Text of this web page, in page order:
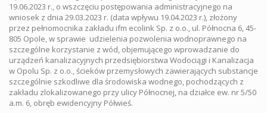
19.06.2023 r., o wszczęciu postępowania administracyjnego na
wniosek z dnia 29.03.2023 r. (data wpływu 19.04.2023 r.), złożony
przez pełnomocnika zakładu ifm ecolink Sp. z o.o., ul. Północna 6, 45-
805 Opole, w sprawie udzielenia pozwolenia wodnoprawnego na
szczególne korzystanie z wód, objemującego wprowadzanie do
urządzeń kanalizacyjnych przedsiębiorstwa Wodociągi i Kanalizacja
w Opolu Sp. z o.o., ścieków przemysłowych zawierających substancje
szczególnie szkodliwe dla środowiska wodnego, pochodzących z
zakładu zlokalizowanego przy ulicy Północnej, na działce ew. nr 5/50
a.m. 6, obręb ewidencyjny Półwieś.